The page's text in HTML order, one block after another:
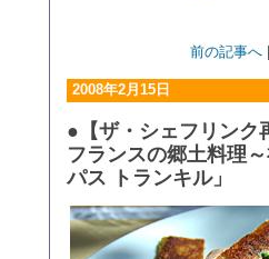
前の記事へ
2008年2月15日
●【ザ・シェフリンク
フランスの郷土料理
パス トランキル」